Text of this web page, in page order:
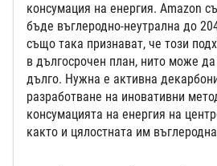
консумация на енергия. Amazon
бъде въглеродно-неутрална до
също така признават, че този
в дългосрочен план, нито може
дълго. Нужна е активна
разработване на иновативни
консумацията на енергия на
както и цялостната им